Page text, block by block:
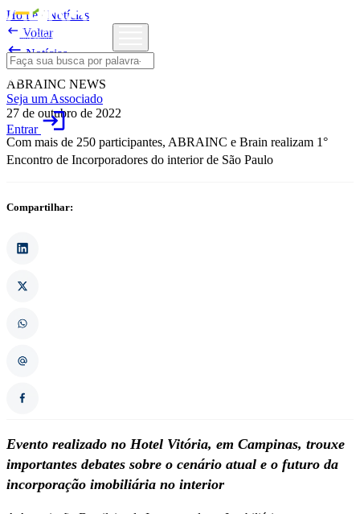
Seja um Associado
Entrarlogin
Home/Notícias
 Voltar
Notícias
ABRAINC NEWS
27 de outubro de 2022
Com mais de 250 participantes, ABRAINC e Brain realizam 1°
Encontro de Incorporadores do interior de São Paulo
Compartilhar:
Evento realizado no Hotel Vitória, em Campinas, trouxe
importantes debates sobre o cenário atual e o futuro da
incorporação imobiliária no interior